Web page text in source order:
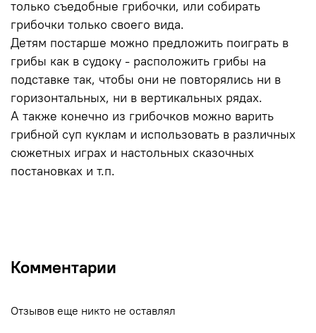
только съедобные грибочки, или собирать
грибочки только своего вида.
Детям постарше можно предложить поиграть в
грибы как в судоку - расположить грибы на
подставке так, чтобы они не повторялись ни в
горизонтальных, ни в вертикальных рядах.
А также конечно из грибочков можно варить
грибной суп куклам и использовать в различных
сюжетных играх и настольных сказочных
постановках и т.п.
Комментарии
Отзывов еще никто не оставлял